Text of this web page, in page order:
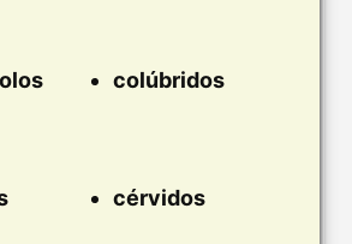
colúbridos
cérvidos